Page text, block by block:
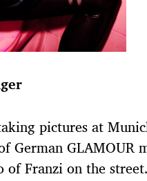
pictures at
German GLAMOUR
Franzi on the